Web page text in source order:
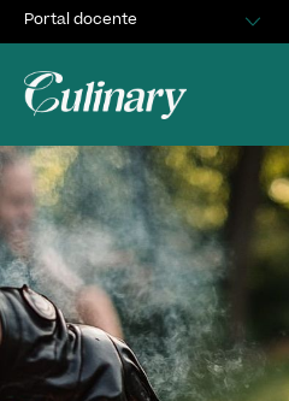
Portal docente
Portal de trabajo y prácticas